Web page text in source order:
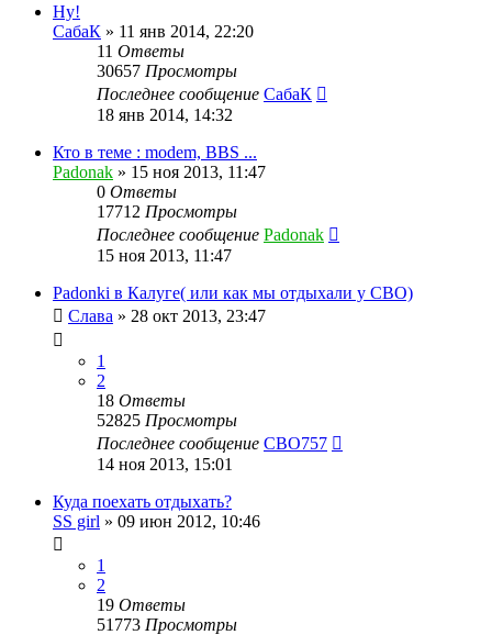
Ну!
СабаК » 11 янв 2014, 22:20
11 Ответы
30657 Просмотры
Последнее сообщение СабаК
18 янв 2014, 14:32
Кто в теме : modem, BBS ...
Padonak » 15 ноя 2013, 11:47
0 Ответы
17712 Просмотры
Последнее сообщение Padonak
15 ноя 2013, 11:47
Padonki в Калуге( или как мы отдыхали у СВО)
Слава » 28 окт 2013, 23:47
1
2
18 Ответы
52825 Просмотры
Последнее сообщение CBO757
14 ноя 2013, 15:01
Куда поехать отдыхать?
SS girl » 09 июн 2012, 10:46
1
2
19 Ответы
51773 Просмотры